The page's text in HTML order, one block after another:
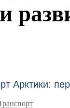
Арктики: